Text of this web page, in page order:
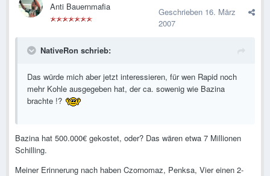
Anti Bauernmafia Geschrieben 16. März
2007
NativeRon schrieb:
Das würde mich aber jetzt interessieren, für wen Rapid noch
mehr Kohle ausgegeben hat, der ca. sowenig wie Bazina
brachte !?
Bazina hat 500.000€ gekostet, oder? Das wären etwa 7 Millionen
Schilling.
Meiner Erinnerung nach haben Czornomaz, Penksa, Vier einen 2-